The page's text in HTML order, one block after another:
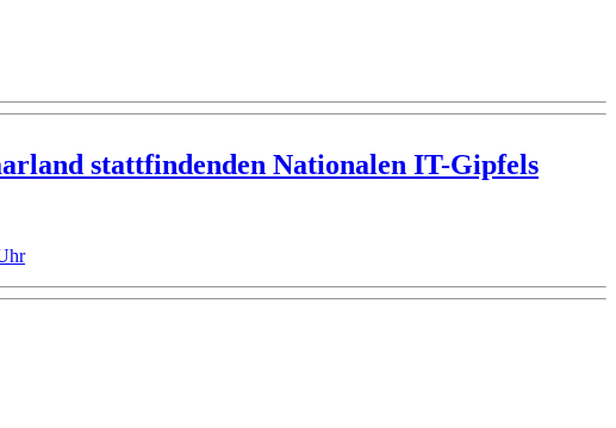
stattfindenden Nationalen IT-Gipfels